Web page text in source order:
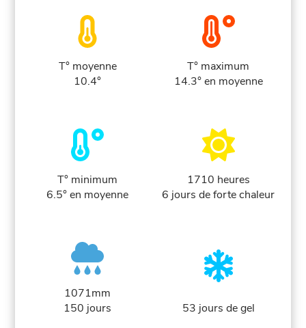
T° moyenne
10.4°
T° maximum
14.3° en moyenne
T° minimum
6.5° en moyenne
1710 heures
6 jours de forte chaleur
1071mm
150 jours
53 jours de gel